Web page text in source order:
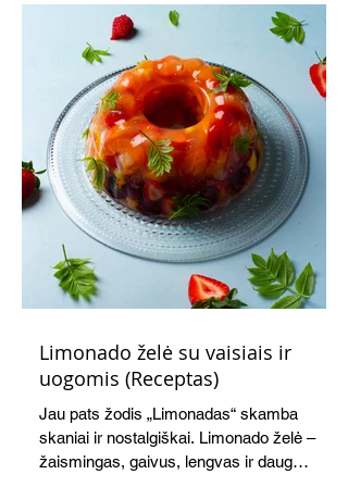
Limonado želė su vaisiais ir
uogomis (Receptas)
Jau pats žodis „Limonadas“ skamba
skaniai ir nostalgiškai. Limonado želė –
žaismingas, gaivus, lengvas ir daug